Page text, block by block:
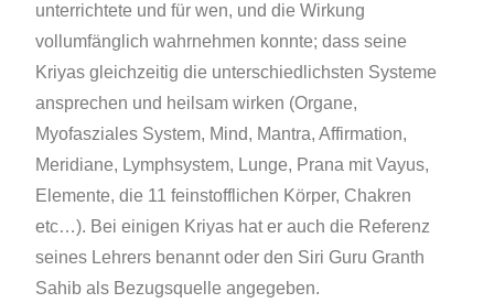
unterrichtete und für wen, und die Wirkung
vollumfänglich wahrnehmen konnte; dass seine
Kriyas gleichzeitig die unterschiedlichsten Systeme
ansprechen und heilsam wirken (Organe,
Myofasziales System, Mind, Mantra, Affirmation,
Meridiane, Lymphsystem, Lunge, Prana mit Vayus,
Elemente, die 11 feinstofflichen Körper, Chakren
etc…). Bei einigen Kriyas hat er auch die Referenz
seines Lehrers benannt oder den Siri Guru Granth
Sahib als Bezugsquelle angegeben.